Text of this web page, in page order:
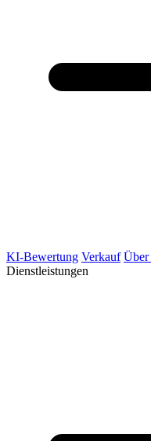
KI-Bewertung Verkauf Über
Dienstleistungen